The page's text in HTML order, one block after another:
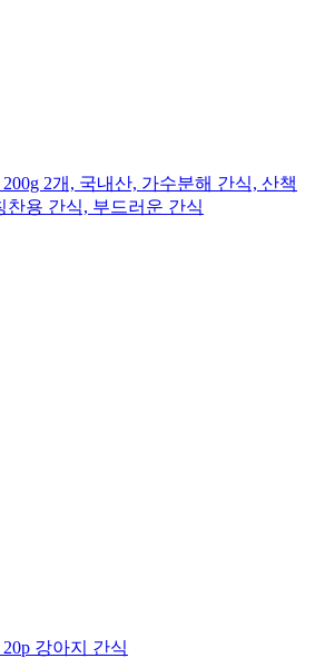
2개, 국내산, 가수분해 간식, 산책
찬용 간식, 부드러운 간식
강아지 간식